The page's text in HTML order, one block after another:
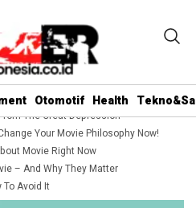
Otomotif Health
The Great Depression
Your Movie Philosophy Now!
Movie Right Now
– And Why They Matter
To Avoid It